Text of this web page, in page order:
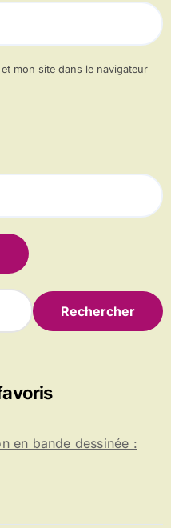
mon site dans le navigateur
en bande dessinée :